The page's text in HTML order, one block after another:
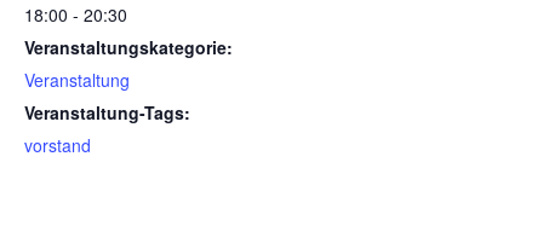
18:00 - 20:30
Veranstaltungskategorie:
Veranstaltung
Veranstaltung-Tags:
vorstand